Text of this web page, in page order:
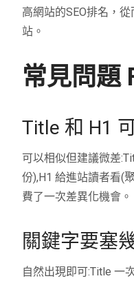
高網站的SEO排名，
站。
常見問題
Title 和 H1
可以相似但建議微差
份),H1 給進站讀者看(
費了一次差異化機會。
關鍵字要塞
自然出現即可:Title 一